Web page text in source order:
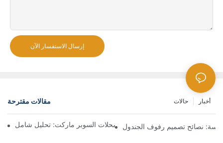
إرسال الاستفسار الآن
مقالات مقترحة أخبار حالات
حلول رفوف فعالة من حيث التكلفة لمحلات السوبر ماركت: تحليل شامل
نصائح تصميم رفوف الجندول